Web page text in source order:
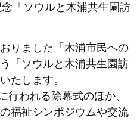
念「ソウルと木浦共生園訪
りました「木浦市民への
「ソウルと木浦共生園訪
たします。
行われる除幕式のほか、
福祉シンポジウムや交流